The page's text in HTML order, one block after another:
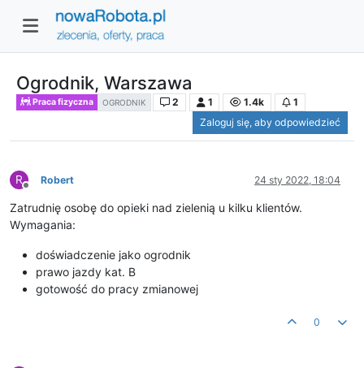
Ogrodnik, Warszawa
Praca fizyczna OGRODNIK 2 1 1.4k
1
Zaloguj się, aby odpowiedzieć
R
Niedostępny
Robert 24 sty 2022, 18:04
Zatrudnię osobę do opieki nad zielenią u kilku klientów.
Wymagania:
doświadczenie jako ogrodnik
prawo jazdy kat. B
gotowość do pracy zmianowej
0